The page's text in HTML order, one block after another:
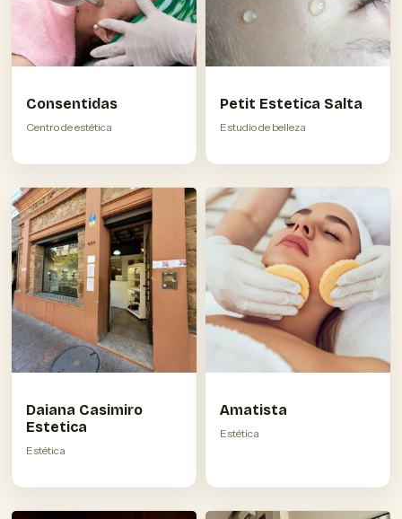
Consentidas
Centro de estética
Petit Estetica Salta
Estudio de belleza
Daiana Casimiro
Estetica
Estética
Amatista
Estética